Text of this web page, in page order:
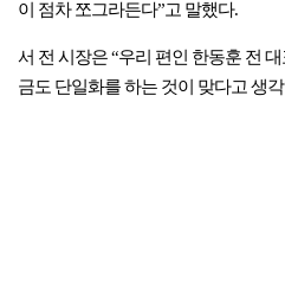
이 점차 쪼그라든다”고 말했다.
서 전 시장은 “우리 편인 한동훈 전
금도 단일화를 하는 것이 맞다고 생